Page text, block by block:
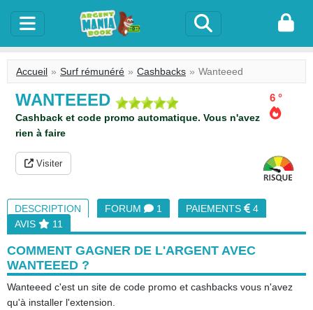
Accueil Surf rémunéré Cashbacks Wanteeed
WANTEEED 6 °
Cashback et code promo automatique. Vous n'avez
rien à faire
Visiter
DESCRIPTION FORUM 1 PAIEMENTS
4
AVIS
11
COMMENT GAGNER DE L'ARGENT AVEC
WANTEEED ?
Wanteeed c'est un site de code promo et cashbacks vous n'avez
qu'à installer l'extension.